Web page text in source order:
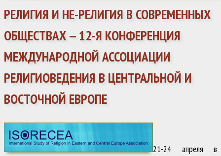
РЕЛИГИЯ И НЕ-РЕЛИГИЯ В СОВРЕМЕННЫХ
ОБЩЕСТВАХ — 12-Я КОНФЕРЕНЦИЯ
МЕЖДУНАРОДНОЙ АССОЦИАЦИИ
РЕЛИГИОВЕДЕНИЯ В ЦЕНТРАЛЬНОЙ И
ВОСТОЧНОЙ ЕВРОПЕ
21-24 апреля в